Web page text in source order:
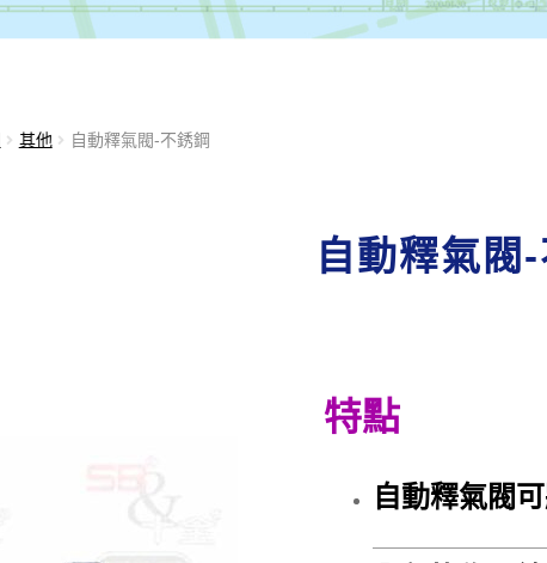
其他 自動釋氣閥-不銹鋼
自動釋氣閥
特點
自動釋氣閥